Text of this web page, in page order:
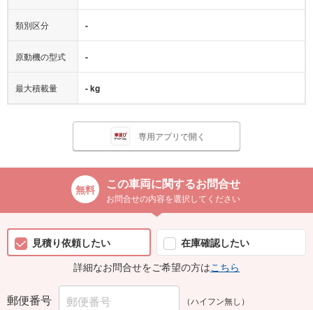
類別区分 -
原動機の型式 -
最大積載量 - kg
専用アプリで開く
この車両に関するお問合せ
お問合せの内容を選択してください
見積り依頼したい
在庫確認したい
詳細なお問合せをご希望の方はこちら
郵便番号 （ハイフン無し）